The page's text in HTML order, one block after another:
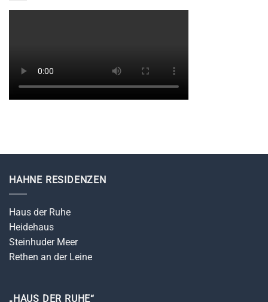
HAHNE RESIDENZEN
Haus der Ruhe
Heidehaus
Steinhuder Meer
Rethen an der Leine
„HAUS DER RUHE“